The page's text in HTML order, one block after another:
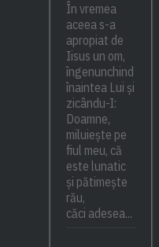
În vremea
aceea s-a
apropiat de
Iisus un om,
îngenunchind
înaintea Lui și
zicându-I:
Doamne,
miluiește pe
fiul meu, că
este lunatic
și pătimește
rău,
căci adesea...